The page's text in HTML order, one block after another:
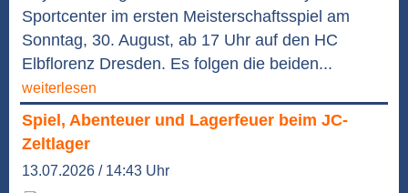
Sportcenter im ersten Meisterschaftsspiel am
Sonntag, 30. August, ab 17 Uhr auf den HC
Elbflorenz Dresden. Es folgen die beiden...
weiterlesen
Spiel, Abenteuer und Lagerfeuer beim JC-
Zeltlager
13.07.2026 / 14:43 Uhr